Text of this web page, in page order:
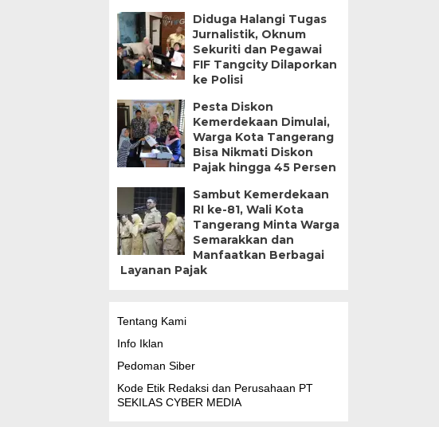
Diduga Halangi Tugas
Jurnalistik, Oknum
Sekuriti dan Pegawai
FIF Tangcity Dilaporkan
ke Polisi
Pesta Diskon
Kemerdekaan Dimulai,
Warga Kota Tangerang
Bisa Nikmati Diskon
Pajak hingga 45 Persen
Sambut Kemerdekaan
RI ke-81, Wali Kota
Tangerang Minta Warga
Semarakkan dan
Manfaatkan Berbagai
Layanan Pajak
Tentang Kami
Info Iklan
Pedoman Siber
Kode Etik Redaksi dan Perusahaan PT
SEKILAS CYBER MEDIA